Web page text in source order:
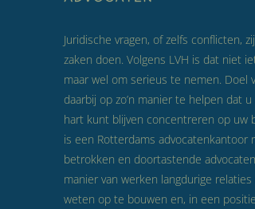
Juridische vragen, of zelfs conflicten,
zaken doen. Volgens LVH is dat niet
maar wel om serieus te nemen. Doel
daarbij op zo’n manier te helpen dat
hart kunt blijven concentreren op uw
is een Rotterdams advocatenkantoor
betrokken en doortastende
manier van werken langdurige
weten op te bouwen en, in een